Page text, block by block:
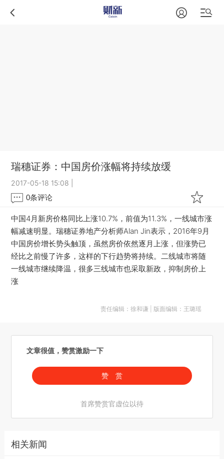
瑞穗证券：中国房价涨幅将持续放缓
2017-05-18 15:08
0条评论
中国4月新房价格同比上涨10.7%，前值为11.3%，一线城市涨
幅减速明显。瑞穗证券地产分析师Alan Jin表示，2016年9月
中国房价增长势头触顶，虽然房价依然逐月上涨，但涨势已
经比之前慢了许多，这样的下行趋势将持续。二线城市将随
一线城市继续降温，很多三线城市也采取新政，抑制房价上
涨
责任编辑：徐和谦 | 版面编辑：王璐瑶
文章很值，赞赏激励一下
赞 赏
首席赞赏官虚位以待
相关新闻